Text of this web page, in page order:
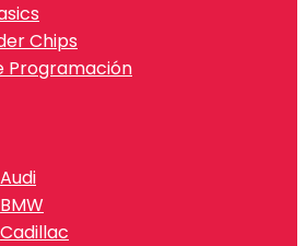
Chips
Programación
Audi
BMW
Cadillac